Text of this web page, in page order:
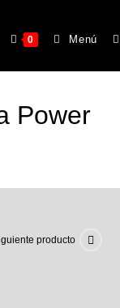
0 Menú
Power
producto